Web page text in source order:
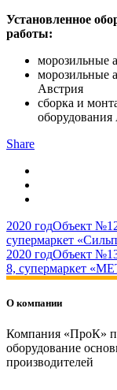
Установленное
работы:
морозильные
морозильные
Австрия
сборка и
Share
2020 годОбъект
супермаркет
2020 годОбъект
8, супермаркет
О компании
Компания «ПроК»
оборудование
производителей